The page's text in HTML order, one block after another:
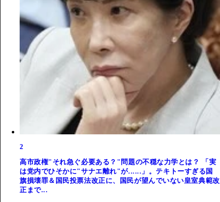
2
高市政権"それ急ぐ必要ある？"問題の不穏な力学とは？ 「実
は党内でひそかに"サナエ離れ"が......」。テキトーすぎる国
旗損壊罪＆国民投票法改正に、国民が望んでいない皇室典範改
正まで...